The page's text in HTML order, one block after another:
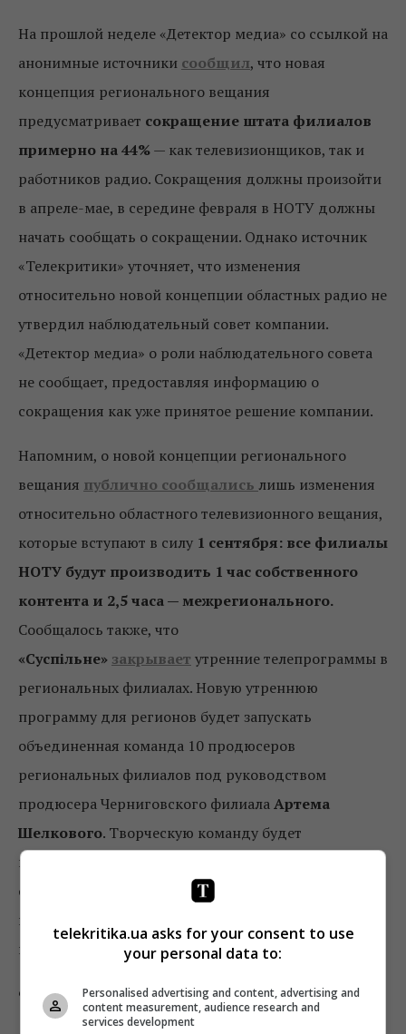
На прошлой неделе «Детектор медиа» со ссылкой на
анонимные источники сообщил, что новая
концепция регионального вещания
предусматривает сокращение штата филиалов
примерно на 44%— как телевизионщиков, так и
работников радио. Сокращения должны произойти
в апреле-мае, в середине февраля в НОТУ должны
начать сообщать о сокращении. Однако источник
«Телекритики» уточняет, что изменения
относительно новой концепции областных радио не
утвердил наблюдательный совет компании.
«Детектор медиа» о роли наблюдательного совета
не сообщает, предоставляя информацию о
сокращения как уже принятое решение компании.
Напомним, о новой концепции регионального
вещания публично сообщались лишь изменения
относительно областного телевизионного вещания,
которые вступают в силу 1 сентября: все филиалы
НОТУ будут производить 1 час собственного
контента и 2,5 часа — межрегионального.
Сообщалось также, что
«Суспільне» закрывает утренние телепрограммы в
региональных филиалах. Новую утреннюю
программу для регионов будет запускать
объединенная команда 10 продюсеров
региональных филиалов под руководством
продюсера Черниговского филиалаАртема
Шелкового. Творческую команду будет
консультировать шоураннер из европейских
общественных вещателей. До момента запуска
переформатированной программы, регионы могут
производить утренние программы своими силами.
Фото: Александра Йорк
telekritika.ua asks for your consent to use
your personal data to:
Personalised advertising and content, advertising and
content measurement, audience research and
services development